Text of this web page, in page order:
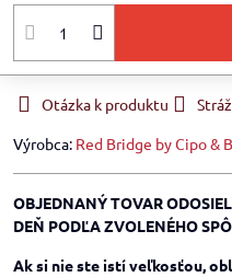
Otázka k produktu
Výrobca: Red Bridge by Cipo &
OBJEDNANÝ TOVAR
DEŇ PODĽA ZVOLENÉHO
Ak si nie ste istí veľkosťou,